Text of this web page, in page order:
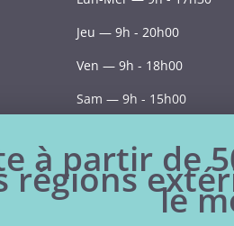
Jeu — 9h - 20h00
Ven — 9h - 18h00
Sam — 9h - 15h00
à partir de
régions le